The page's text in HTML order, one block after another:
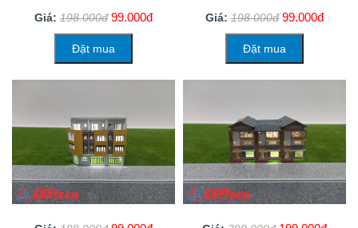
Giá: 198.000đ 99.000đ
Đặt mua
Giá: 198.000đ 99.000đ
Đặt mua